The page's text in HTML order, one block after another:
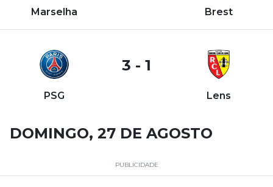
Marselha Brest
PSG
3 - 1
Lens
DOMINGO, 27 DE AGOSTO
PUBLICIDADE